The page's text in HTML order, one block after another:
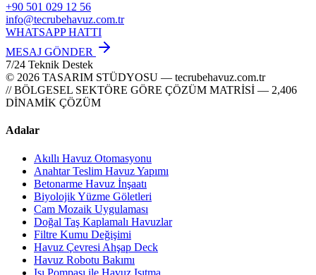
+90 501 029 12 56
info@tecrubehavuz.com.tr
WHATSAPP HATTI
MESAJ GÖNDER
7/24 Teknik Destek
© 2026 TASARIM STÜDYOSU — tecrubehavuz.com.tr
// BÖLGESEL SEKTÖRE GÖRE ÇÖZÜM MATRİSİ — 2,406
DİNAMİK ÇÖZÜM
Adalar
Akıllı Havuz Otomasyonu
Anahtar Teslim Havuz Yapımı
Betonarme Havuz İnşaatı
Biyolojik Yüzme Göletleri
Cam Mozaik Uygulaması
Doğal Taş Kaplamalı Havuzlar
Filtre Kumu Değişimi
Havuz Çevresi Ahşap Deck
Havuz Robotu Bakımı
Isı Pompası ile Havuz Isıtma